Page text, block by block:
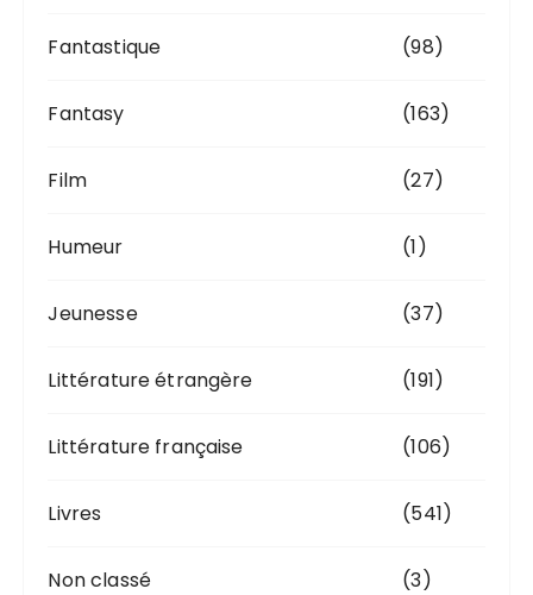
Fantastique (98)
Fantasy (163)
Film (27)
Humeur (1)
Jeunesse (37)
Littérature étrangère (191)
Littérature française (106)
Livres (541)
Non classé (3)